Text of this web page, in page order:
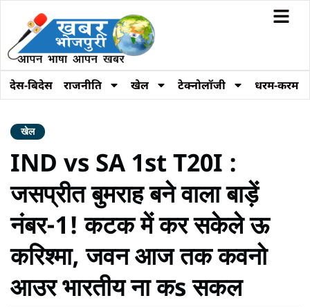
देस-बिदेस राजनीति खेल टेक्नोलॉजी धरम-करम
खेल
IND vs SA 1st T20I :
जसप्रीत बुमराह बने वाला बाड़ें
नंबर-1! कटक में कर सकेले ऊ
करिश्मा, जवन आज तक कवनो
आउर भारतीय ना कs सकल